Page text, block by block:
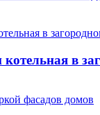
котельная в